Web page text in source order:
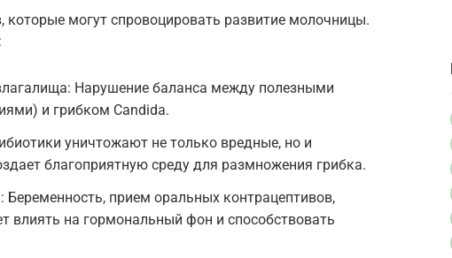
могут спровоцировать развитие молочницы.
Нарушение баланса между полезными
и грибком Candida.
уничтожают не только вредные, но и
благоприятную среду для размножения грибка.
прием оральных контрацептивов,
влиять на гормональный фон и способствовать